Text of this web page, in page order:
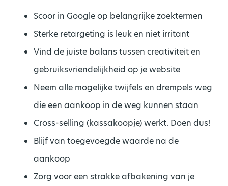
Scoor in Google op belangrijke zoektermen
Sterke retargeting is leuk en niet irritant
Vind de juiste balans tussen creativiteit en
gebruiksvriendelijkheid op je website
Neem alle mogelijke twijfels en drempels weg
die een aankoop in de weg kunnen staan
Cross-selling (kassakoopje) werkt. Doen dus!
Blijf van toegevoegde waarde na de
aankoop
Zorg voor een strakke afbakening van je